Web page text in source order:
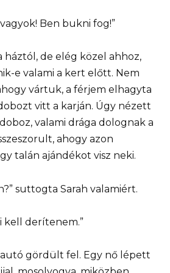
Ben bukni fog!”
de elég közel ahhoz,
e valami a kert előtt. Nem
vártuk, a férjem elhagyta
vitt a karján. Úgy nézett
valami drága dolognak a
ahogy azon
talán ajándékot visz neki.
suttogta Sarah valamiért.
kell derítenem.”
gördült fel. Egy nő lépett